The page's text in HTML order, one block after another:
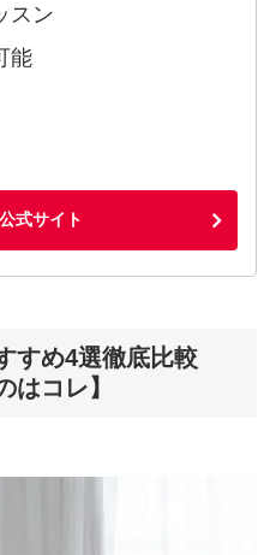
スン
能
式サイト
すめ4選徹底比較
はコレ】